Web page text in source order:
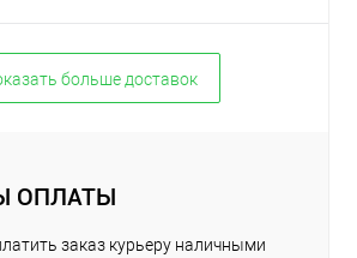
больше доставок
ОПЛАТЫ
заказ курьеру наличными